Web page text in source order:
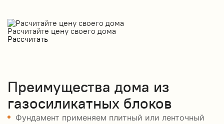
Расчитайте цену своего дома
Рассчитать
Преимущества дома из
газосиликатных блоков
Фундамент применяем плитный или ленточный